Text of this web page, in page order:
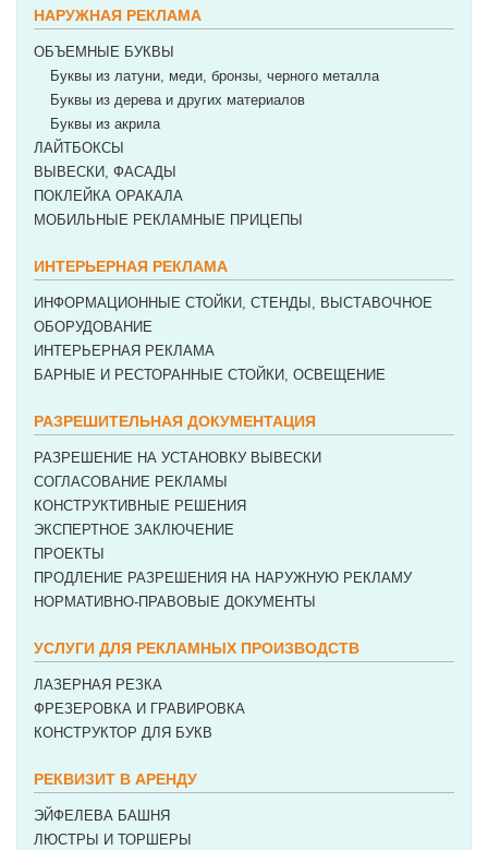
НАРУЖНАЯ РЕКЛАМА
ОБЪЕМНЫЕ БУКВЫ
Буквы из латуни, меди, бронзы, черного металла
Буквы из дерева и других материалов
Буквы из акрила
ЛАЙТБОКСЫ
ВЫВЕСКИ, ФАСАДЫ
ПОКЛЕЙКА ОРАКАЛА
МОБИЛЬНЫЕ РЕКЛАМНЫЕ ПРИЦЕПЫ
ИНТЕРЬЕРНАЯ РЕКЛАМА
ИНФОРМАЦИОННЫЕ СТОЙКИ, СТЕНДЫ, ВЫСТАВОЧНОЕ
ОБОРУДОВАНИЕ
ИНТЕРЬЕРНАЯ РЕКЛАМА
БАРНЫЕ И РЕСТОРАННЫЕ СТОЙКИ, ОСВЕЩЕНИЕ
РАЗРЕШИТЕЛЬНАЯ ДОКУМЕНТАЦИЯ
РАЗРЕШЕНИЕ НА УСТАНОВКУ ВЫВЕСКИ
СОГЛАСОВАНИЕ РЕКЛАМЫ
КОНСТРУКТИВНЫЕ РЕШЕНИЯ
ЭКСПЕРТНОЕ ЗАКЛЮЧЕНИЕ
ПРОЕКТЫ
ПРОДЛЕНИЕ РАЗРЕШЕНИЯ НА НАРУЖНУЮ РЕКЛАМУ
НОРМАТИВНО-ПРАВОВЫЕ ДОКУМЕНТЫ
УСЛУГИ ДЛЯ РЕКЛАМНЫХ ПРОИЗВОДСТВ
ЛАЗЕРНАЯ РЕЗКА
ФРЕЗЕРОВКА И ГРАВИРОВКА
КОНСТРУКТОР ДЛЯ БУКВ
РЕКВИЗИТ В АРЕНДУ
ЭЙФЕЛЕВА БАШНЯ
ЛЮСТРЫ И ТОРШЕРЫ